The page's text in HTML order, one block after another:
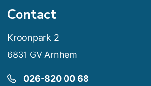
Contact
Kroonpark 2
6831 GV Arnhem
026-820 00 68